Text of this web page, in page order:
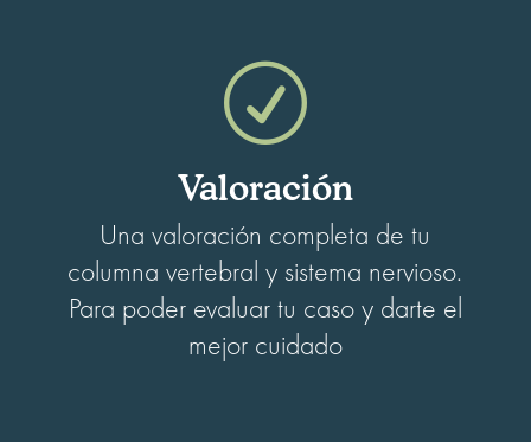
R
Valoración
Una valoración completa de tu
columna vertebral y sistema nervioso.
Para poder evaluar tu caso y darte el
mejor cuidado